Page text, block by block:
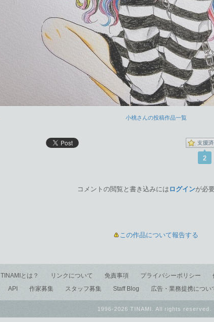
小桃さんの投稿作品一覧
2
コメントの閲覧と書き込みには ログインが必
この作品について報告する
TINAMIとは？ リンクについて 免責事項 プライバシーポリシー
API
作家募集 スタッフ募集 Staff Blog 広告・業務提携につい
1996-2026 TINAMI. All rights reserved.